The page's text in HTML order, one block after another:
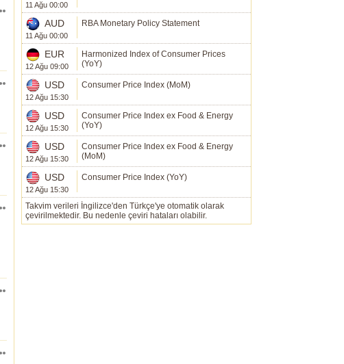
11 Ağu 00:00
AUD
11 Ağu 00:00
RBA Monetary Policy Statement
EUR
12 Ağu 09:00
Harmonized Index of Consumer Prices
(YoY)
USD
12 Ağu 15:30
Consumer Price Index (MoM)
USD
12 Ağu 15:30
Consumer Price Index ex Food & Energy
(YoY)
USD
12 Ağu 15:30
Consumer Price Index ex Food & Energy
(MoM)
USD
12 Ağu 15:30
Consumer Price Index (YoY)
Takvim verileri İngilizce'den Türkçe'ye otomatik olarak
çevirilmektedir. Bu nedenle çeviri hataları olabilir.